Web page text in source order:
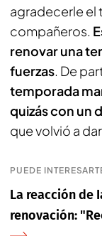
agradecerle el
compañeros.
renovar una
fuerzas. De
temporada
quizás con un
que volvió a
PUEDE
La reacción de
renovación: